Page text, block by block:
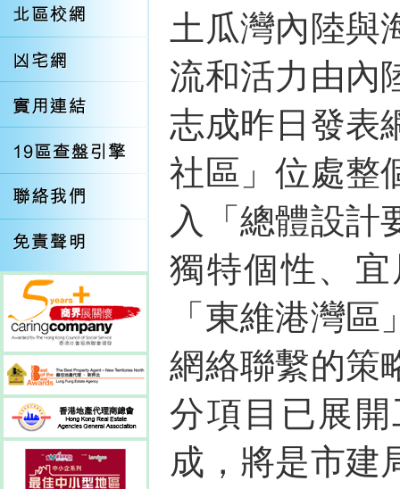
土瓜灣內陸與
流和活力由內
志成昨日發表
社區」位處整
入「總體設計
獨特個性、
「東維港灣
網絡聯繫的策
分項目已展
成，將是市建